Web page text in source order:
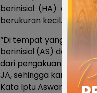
berinisial (HA) dan dari
berukuran kecil.
“Di tempat yang sama
berinisial (AS) dan
dari pengakuan 2
JA, sehingga kami pun
Kata Iptu Aswar